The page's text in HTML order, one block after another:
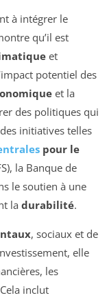
à intégrer le
qu’il est
et
potentiel des
et la
des politiques qui
initiatives telles
pour le
la Banque de
le soutien à une
la durabilité.
, sociaux et de
elle
les
inclut